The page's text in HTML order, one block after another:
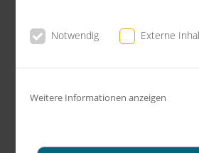
Notwendig Externe
Weitere Informationen anzeigen
Diese News enthält Externe
» HIER ALLE COOKIES AKZEPTIEREN